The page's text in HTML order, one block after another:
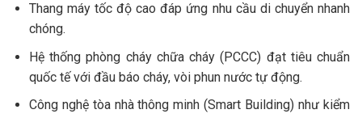
Thang máy tốc độ cao đáp ứng nhu cầu di chuyển nhanh
chóng.
Hệ thống phòng cháy chữa cháy (PCCC) đạt tiêu chuẩn
quốc tế với đầu báo cháy, vòi phun nước tự động.
Công nghệ tòa nhà thông minh (Smart Building) như kiểm